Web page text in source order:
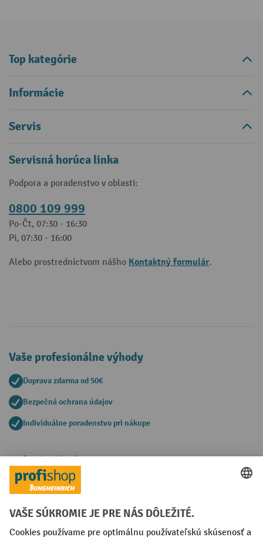
Top kategórie
Informácie
Servis
Servisná horúca linka
Podpora a poradenstvo v oblasti:
0800 109 999
Po-Čt, 07:30 - 16:30
Pi, 07:30 - 16:00
Alebo prostredníctvom nášho Kontaktný formulár.
Vaše profesionálne výhody
Doprava zdarma od 50€
Bezpečná ochrana údajov
Individuálne poradenstvo pri nákupe
Spôsoby platby
Creditcard (Master)Creditcard (Visa)
Faktúra Predplatba